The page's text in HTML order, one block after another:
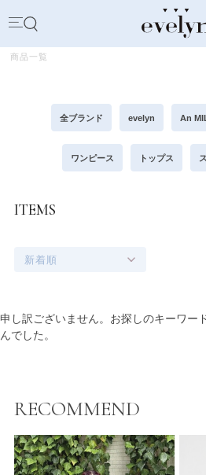
商品一覧
全ブランド evelyn An
ワンピース トップス
ITEMS
新着順
商品一覧
申し訳ございません。お探しのキーワー
んでした。
RECOMMEND